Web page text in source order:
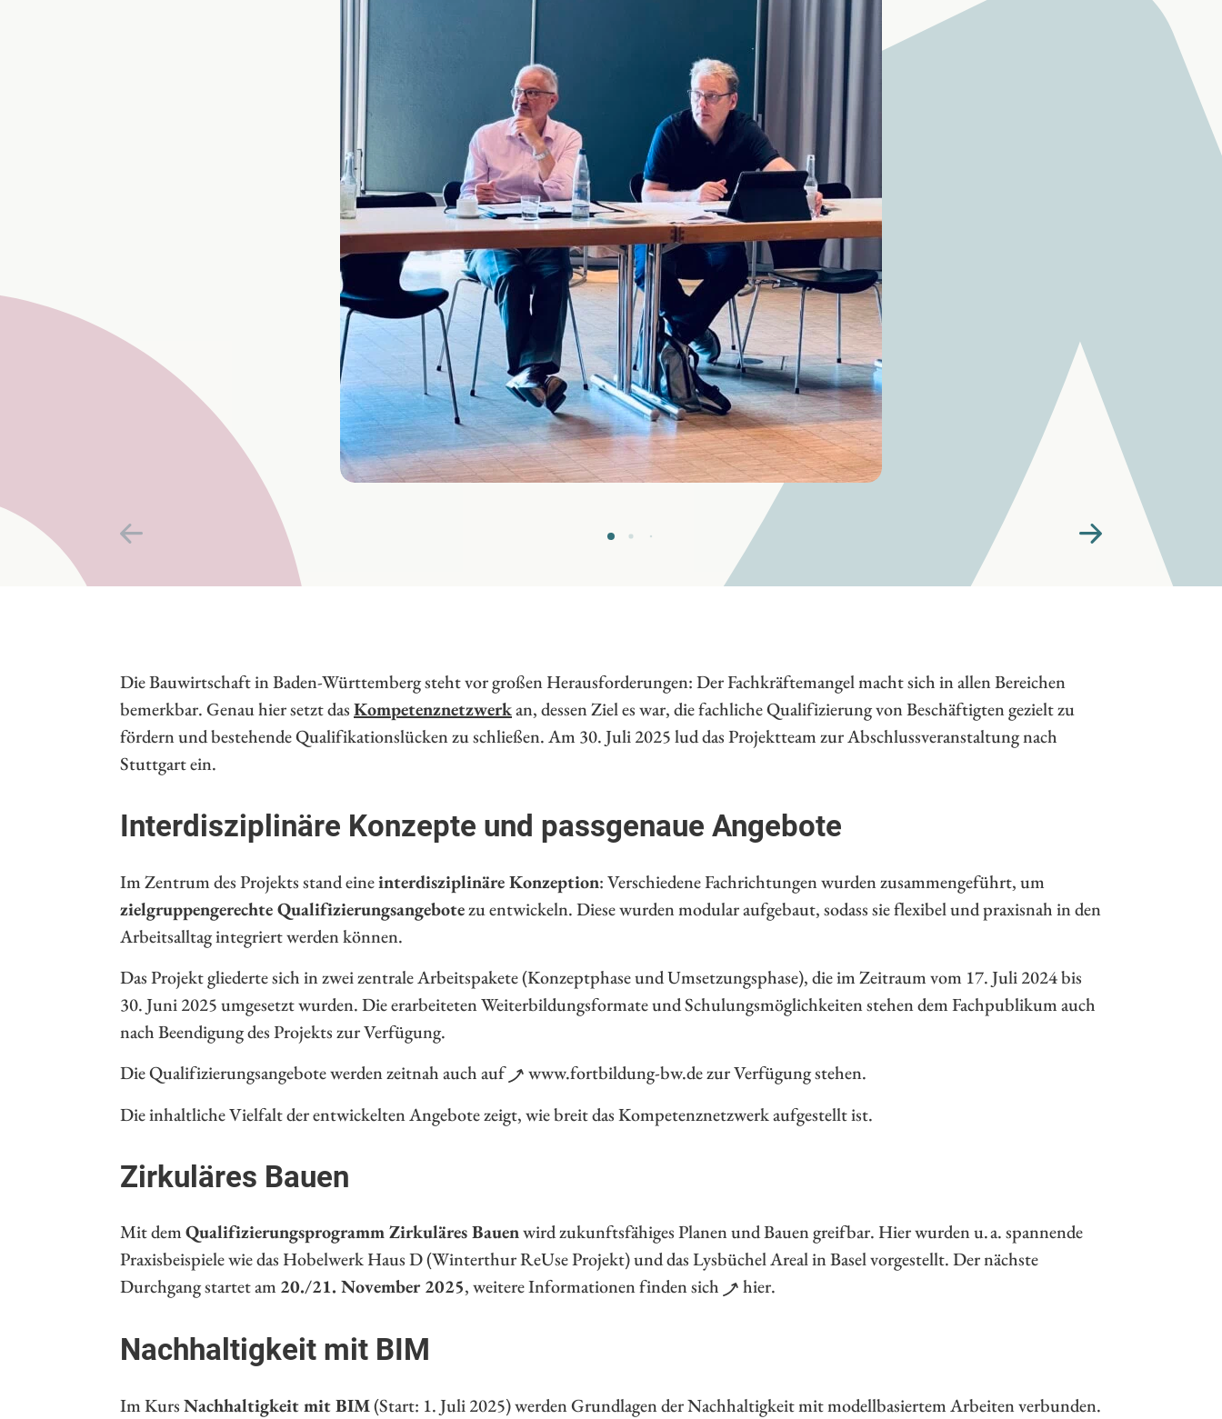
Die Bauwirtschaft in Baden-Württemberg steht vor großen Herausforderungen: Der Fachkräftemangel macht sich in allen Bereichen
bemerkbar. Genau hier setzt dasKompetenznetzwerkan, dessen Ziel es war, die fachliche Qualifizierung von Beschäftigten gezielt zu
fördern und bestehende Qualifikationslücken zu schließen. Am 30. Juli 2025 lud das Projektteam zur Abschlussveranstaltung nach
Stuttgart ein.
Interdisziplinäre Konzepte und passgenaue Angebote
Im Zentrum des Projekts stand eineinterdisziplinäre Konzeption: Verschiedene Fachrichtungen wurden zusammengeführt, um
zielgruppengerechte Qualifizierungsangebotezu entwickeln. Diese wurden modular aufgebaut, sodass sie flexibel und praxisnah in den
Arbeitsalltag integriert werden können.
Das Projekt gliederte sich in zwei zentrale Arbeitspakete (Konzeptphase und Umsetzungsphase), die im Zeitraum vom 17. Juli 2024 bis
30. Juni 2025 umgesetzt wurden. Die erarbeiteten Weiterbildungsformate und Schulungsmöglichkeiten stehen dem Fachpublikum auch
nach Beendigung des Projekts zur Verfügung.
Die Qualifizierungsangebote werden zeitnah auch auf
www.fortbildung-bw.dezur Verfügung stehen.
Die inhaltliche Vielfalt der entwickelten Angebote zeigt, wie breit das Kompetenznetzwerk aufgestellt ist.
Zirkuläres Bauen
Mit demQualifizierungsprogramm Zirkuläres Bauenwird zukunftsfähiges Planen und Bauen greifbar. Hier wurden u. a. spannende
Praxisbeispiele wie das Hobelwerk Haus D (Winterthur ReUse Projekt) und das Lysbüchel Areal in Basel vorgestellt. Der nächste
Durchgang startet am20./21. November 2025, weitere Informationen finden sich hier.
Nachhaltigkeit mit BIM
Im KursNachhaltigkeit mit BIM(Start: 1. Juli 2025) werden Grundlagen der Nachhaltigkeit mit modellbasiertem Arbeiten verbunden.